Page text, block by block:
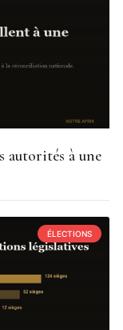
autorités à une
ÉLECTIONS